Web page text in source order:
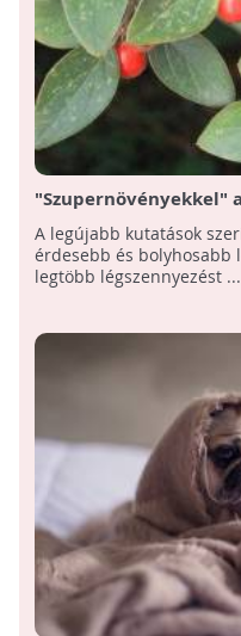
"Szupernövényekkel"
A legújabb kutatások
érdesebb és bolyhosabb
legtöbb légszennyezést ...